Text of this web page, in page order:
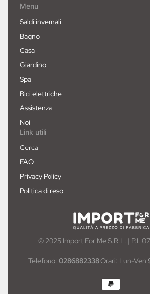
Menu
Saldi invernali
Bagno
Casa
Giardino
Spa
Bici elettriche
Assistenza
Noi
Link utili
Cerca
FAQ
Privacy Policy
Politica di reso
© 2025 Import For Me S.R.L. | P.I.
Telefono: 0286882338Orari: Lun-Ven